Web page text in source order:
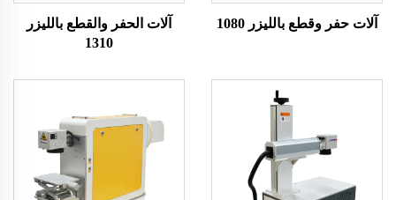
آلات حفر وقطع بالليزر 1080
آلات الحفر والقطع بالليزر
1310